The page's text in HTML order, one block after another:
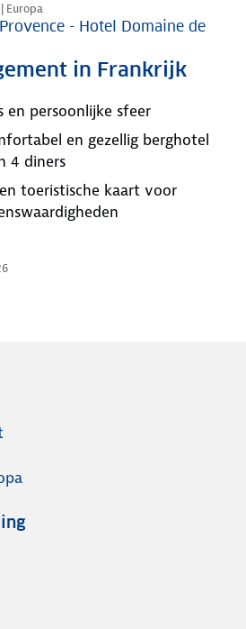
Europa
- Hotel Domaine de
in Frankrijk
en persoonlijke sfeer
en gezellig berghotel
4 diners
toeristische kaart voor